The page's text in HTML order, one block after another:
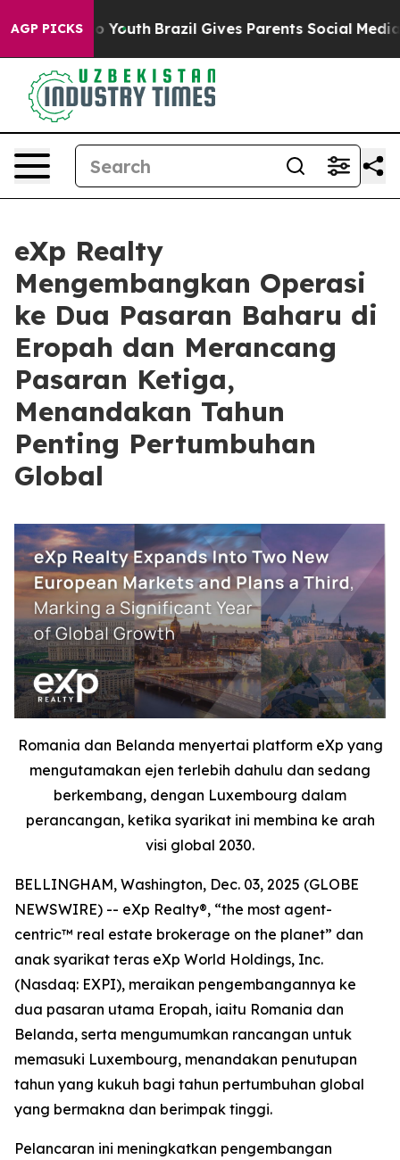
AGP PICKS
to Youth Brazil Gives Parents Social Media
eXp Realty
Mengembangkan Operasi
ke Dua Pasaran Baharu di
Eropah dan Merancang
Pasaran Ketiga,
Menandakan Tahun
Penting Pertumbuhan
Global
Romania dan Belanda menyertai platform eXp yang
mengutamakan ejen terlebih dahulu dan sedang
berkembang, dengan Luxembourg dalam
perancangan, ketika syarikat ini membina ke arah
visi global 2030.
BELLINGHAM, Washington, Dec. 03, 2025 (GLOBE
NEWSWIRE) -- eXp Realty®, “the most agent-
centric™ real estate brokerage on the planet” dan
anak syarikat teras eXp World Holdings, Inc.
(Nasdaq: EXPI), meraikan pengembangannya ke
dua pasaran utama Eropah, iaitu Romania dan
Belanda, serta mengumumkan rancangan untuk
memasuki Luxembourg, menandakan penutupan
tahun yang kukuh bagi tahun pertumbuhan global
yang bermakna dan berimpak tinggi.
Pelancaran ini meningkatkan pengembangan